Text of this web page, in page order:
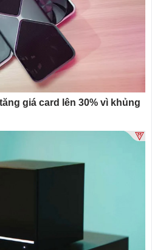
giá card lên 30% vì khủng